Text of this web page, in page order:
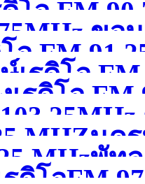
ดิโอ FM
ขอ
อ FM
เรดิโอ
เรดิโอ
จังหวัดนคร
MHZนค
MHzพัท